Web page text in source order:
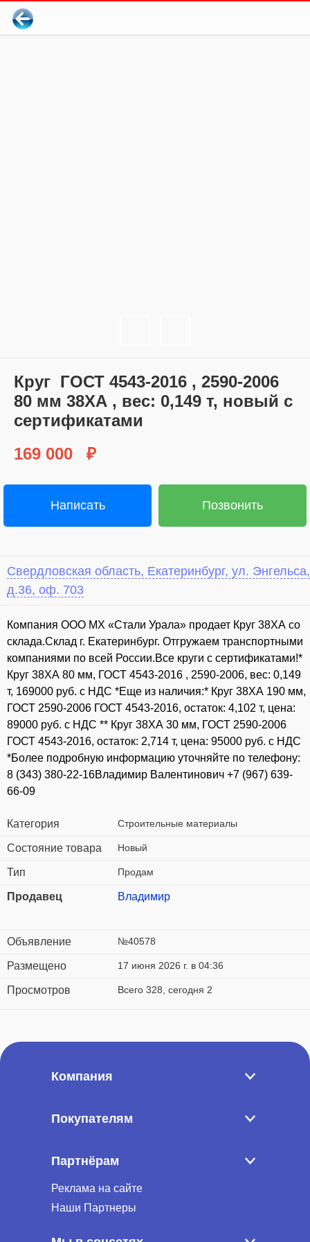
Круг ГОСТ 4543-2016 , 2590-2006
80 мм 38ХА , вес: 0,149 т, новый с
сертификатами
169 000
₽
Написать Позвонить
Свердловская область, Екатеринбург, ул. Энгельса,
д.36, оф. 703
Компания ООО МХ «Стали Урала» продает Круг 38ХА со
склада.Склад г. Екатеринбург. Отгружаем транспортными
компаниями по всей России.Все круги с сертификатами!*
Круг 38ХА 80 мм, ГОСТ 4543-2016 , 2590-2006, вес: 0,149
т, 169000 руб. с НДС *Еще из наличия:* Круг 38ХА 190 мм,
ГОСТ 2590-2006 ГОСТ 4543-2016, остаток: 4,102 т, цена:
89000 руб. с НДС ** Круг 38ХА 30 мм, ГОСТ 2590-2006
ГОСТ 4543-2016, остаток: 2,714 т, цена: 95000 руб. с НДС
*Более подробную информацию уточняйте по телефону:
8 (343) 380-22-16Владимир Валентинович +7 (967) 639-
66-09
Категория Строительные материалы
Состояние товара Новый
Тип Продам
Продавец Владимир
Объявление №40578
Размещено 17 июня 2026 г. в 04:36
Просмотров Всего 328, сегодня 2
Компания
Покупателям
Партнёрам
Реклама на сайте
Наши Партнеры